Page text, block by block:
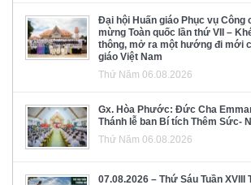
Đại hội Huấn giáo Phục vụ Công
mừng Toàn quốc lần thứ VII –
thông, mở ra một hướng đi mới
giáo Việt Nam
Thứ Năm 06.08.2026
Gx. Hòa Phước: Đức Cha
Thánh lễ ban Bí tích Thêm Sức-
Thứ Năm 06.08.2026
07.08.2026 – Thứ Sáu Tuần